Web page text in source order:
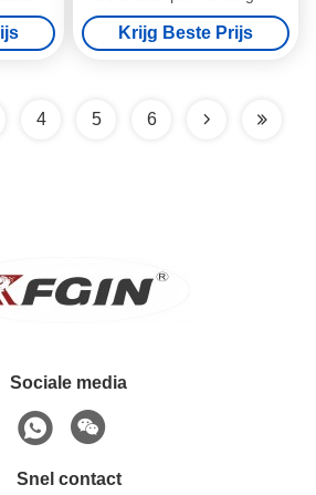
7serie E66 Strut
Schokdemper
Krijg Beste Prijs
4 5 6
Sociale media
Snel contact